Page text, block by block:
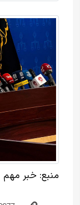
منبع: خبر مهم